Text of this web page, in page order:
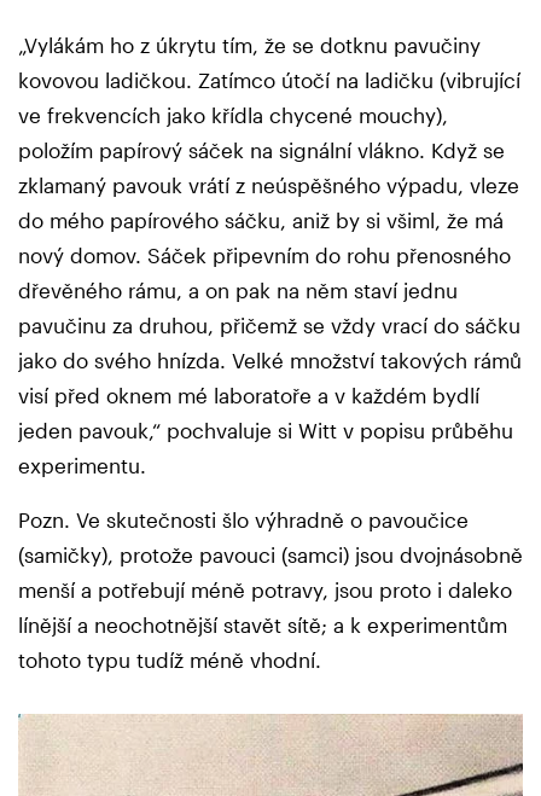
„Vylákám ho z úkrytu tím, že se dotknu pavučiny
kovovou ladičkou. Zatímco útočí na ladičku (vibrující
ve frekvencích jako křídla chycené mouchy),
položím papírový sáček na signální vlákno. Když se
zklamaný pavouk vrátí z neúspěšného výpadu, vleze
do mého papírového sáčku, aniž by si všiml, že má
nový domov. Sáček připevním do rohu přenosného
dřevěného rámu, a on pak na něm staví jednu
pavučinu za druhou, přičemž se vždy vrací do sáčku
jako do svého hnízda. Velké množství takových rámů
visí před oknem mé laboratoře a v každém bydlí
jeden pavouk,“ pochvaluje si Witt v popisu průběhu
experimentu.
Pozn. Ve skutečnosti šlo výhradně o pavoučice
(samičky), protože pavouci (samci) jsou dvojnásobně
menší a potřebují méně potravy, jsou proto i daleko
línější a neochotnější stavět sítě; a k experimentům
tohoto typu tudíž méně vhodní.